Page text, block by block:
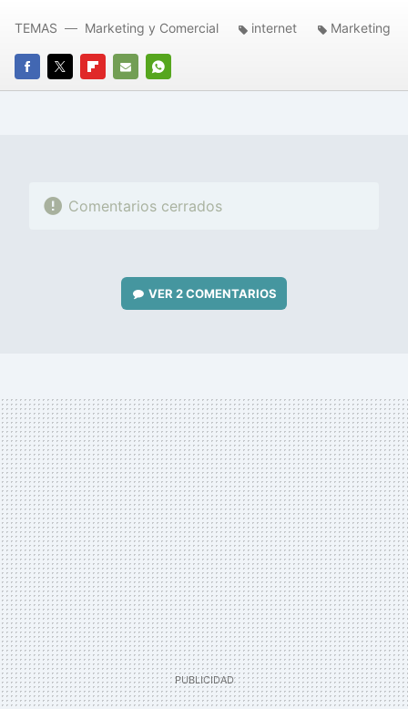
FACEBOOK
TWITTERFLIPBOARD
E-
WHATSAPP
TEMAS Marketing y Comercial internet Marketing
Comentarios cerrados
VER2 COMENTARIOS